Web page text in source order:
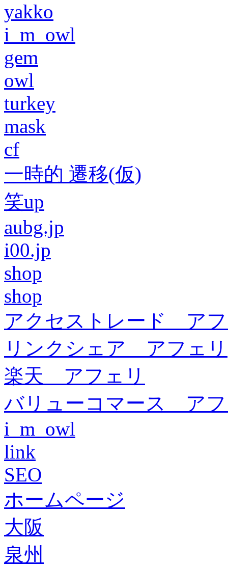
yakko
i_m_owl
gem
owl
turkey
mask
cf
一時的 遷移(仮)
笑up
aubg.jp
i00.jp
shop
shop
アクセストレード ア
リンクシェア アフェリ
楽天 アフェリ
バリューコマース ア
i_m_owl
link
SEO
ホームページ
大阪
泉州